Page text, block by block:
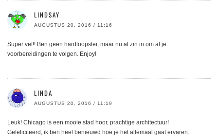
LINDSAY
AUGUSTUS 20, 2016 / 11:16
Super vet!! Ben geen hardloopster, maar nu al zin in om al je
voorbereidingen te volgen. Enjoy!
LINDA
AUGUSTUS 20, 2016 / 11:19
Leuk! Chicago is een mooie stad hoor, prachtige architectuur!
Gefeliciteerd, ik ben heel benieuwd hoe je het allemaal gaat ervaren.